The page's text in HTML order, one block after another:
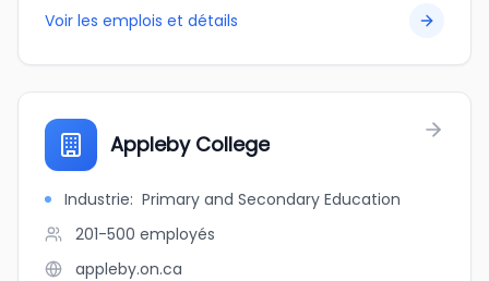
Voir les emplois et détails
Appleby College
Industrie: Primary and Secondary Education
201-500 employés
appleby.on.ca